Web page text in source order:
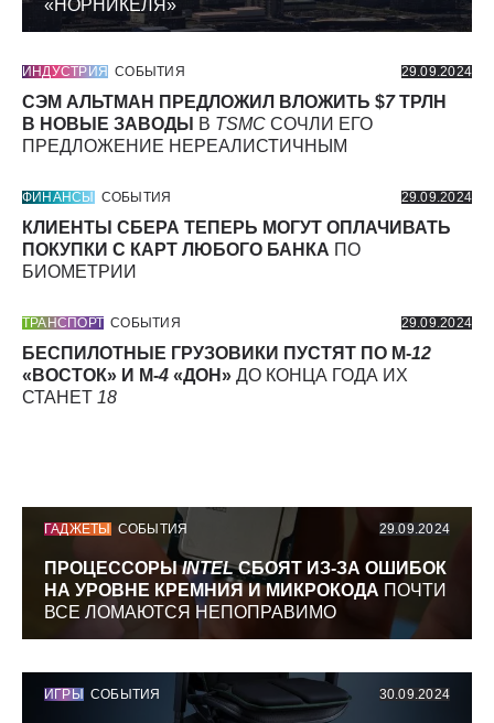
«НОРНИКЕЛЯ»
ИНДУСТРИЯ СОБЫТИЯ 29.09.2024
СЭМ АЛЬТМАН ПРЕДЛОЖИЛ ВЛОЖИТЬ $7ТРЛН
В НОВЫЕ ЗАВОДЫ
В TSMC СОЧЛИ ЕГО
ПРЕДЛОЖЕНИЕ НЕРЕАЛИСТИЧНЫМ
ФИНАНСЫ СОБЫТИЯ 29.09.2024
КЛИЕНТЫ СБЕРА ТЕПЕРЬ МОГУТ ОПЛАЧИВАТЬ
ПОКУПКИ С КАРТ ЛЮБОГО БАНКА ПО
БИОМЕТРИИ
ТРАНСПОРТ СОБЫТИЯ 29.09.2024
БЕСПИЛОТНЫЕ ГРУЗОВИКИ ПУСТЯТ ПО М-12
«ВОСТОК» И М-4 «ДОН» ДО КОНЦА ГОДА ИХ
СТАНЕТ 18
ГАДЖЕТЫ СОБЫТИЯ 29.09.2024
ПРОЦЕССОРЫINTELСБОЯТ ИЗ-ЗА ОШИБОК
НА УРОВНЕ КРЕМНИЯ И МИКРОКОДА ПОЧТИ
ВСЕ ЛОМАЮТСЯ НЕПОПРАВИМО
ИГРЫ СОБЫТИЯ 30.09.2024